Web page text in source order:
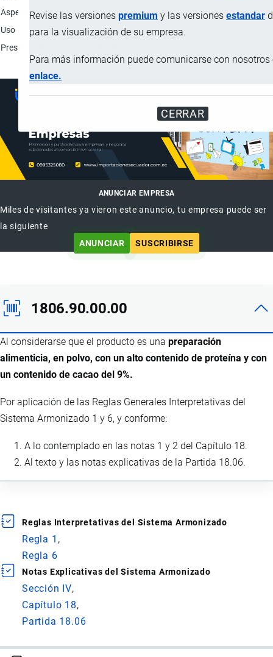
Revise las versiones premium y las versiones estandar
para la visualización de su empresa.
Para más información puede comunicarse con nosotros
enlace.
CERRAR
Aspecto físico
Polvo fino de color marrón cacao, olor característico a
Uso
Suplemento alimenticio.
Presentación
ANUNCIAR EMPRESA
Miles de visitantes ya vieron este anuncio, tu empresa puede ser
la siguiente
ANUNCIAR
SUSCRIBIRSE
1806.90.00.00
Al considerarse que el producto es una preparación
alimenticia, en polvo, con un alto contenido de proteína y con
un contenido de cacao del 9%.
Por aplicación de las Reglas Generales Interpretativas del
Sistema Armonizado 1 y 6, y conforme:
A lo contemplado en las notas 1 y 2 del Capítulo 18.
Al texto y las notas explicativas de la Partida 18.06.
Reglas Interpretativas del Sistema Armonizado
Regla 1
Regla 6
Notas Explicativas del Sistema Armonizado
Sección IV
Capítulo 18
Partida 18.06